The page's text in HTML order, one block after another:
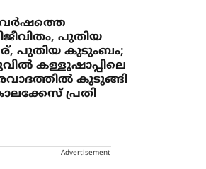
വർഷത്തെ
പുതിയ
പുതിയ കുടുംബം;
കള്ളുഷാപ്പിലെ
കുടുങ്ങി
പ്രതി
Advertisement